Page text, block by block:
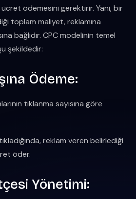
ödemesini gerektirir. Yani, bir
toplam maliyet, reklamına
bağlıdır. CPC modelinin temel
şekildedir:
Ödeme:
tıklanma sayısına göre
reklam veren belirlediği
öder.
Yönetimi: